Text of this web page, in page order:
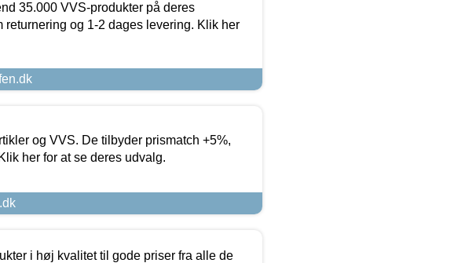
35.000 VVS-produkter på deres
returnering og 1-2 dages levering. Klik her
og VVS. De tilbyder prismatch +5%,
her for at se deres udvalg.
i høj kvalitet til gode priser fra alle de